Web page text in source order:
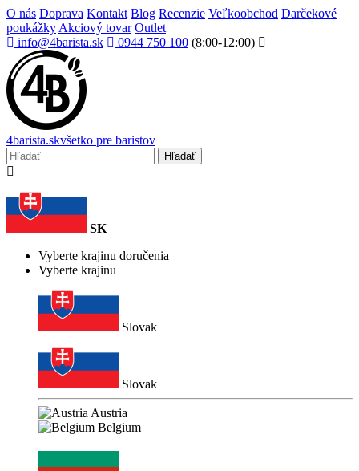
O nás Doprava Kontakt Blog Recenzie Veľkoobchod Darčekové
poukážky Akciový tovar Outlet
info@4barista.sk
0944 750 100 (8:00-12:00)
4barista.skvšetko pre baristov
Hľadať
SK
Vyberte krajinu doručenia
Vyberte krajinu
Slovak
Slovak
Austria
Belgium